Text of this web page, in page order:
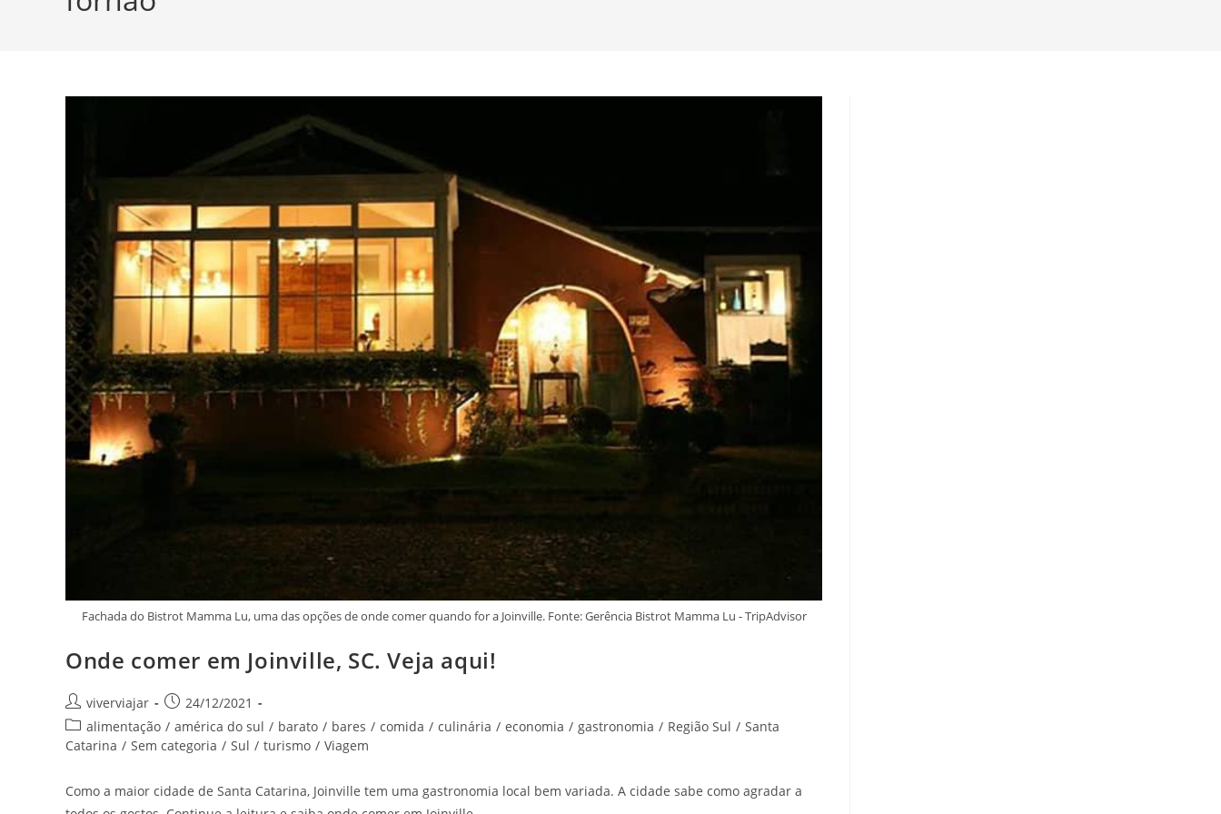
Fachada do Bistrot Mamma Lu, uma das opções de onde comer quando for a Joinville. Fonte: Gerência Bistrot Mamma Lu - TripAdvisor
Onde comer em Joinville, SC. Veja aqui!
Autor
do
post:
viverviajar
Post
publicado:
24/12/2021
Categoria
do
alimentação / américa do sul / barato / bares / comida / culinária / economia / gastronomia / Região Sul / Santa
Catarina / Sem categoria / Sul / turismo / Viagem
Como a maior cidade de Santa Catarina, Joinville tem uma gastronomia local bem variada. A cidade sabe como agradar a